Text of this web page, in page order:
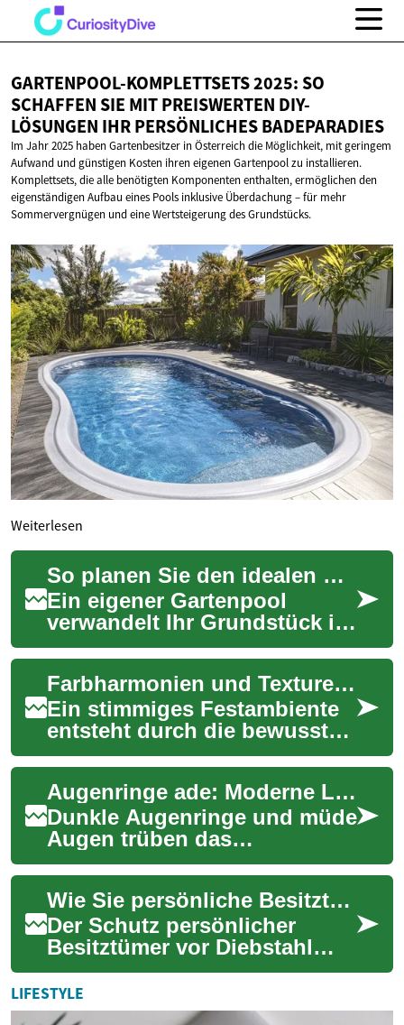
GARTENPOOL-KOMPLETTSETS 2025: SO
SCHAFFEN SIE MIT PREISWERTEN DIY-
LÖSUNGEN IHRPERSÖNLICHES BADEPARADIES
Im Jahr 2025 haben Gartenbesitzer in Österreich die Möglichkeit, mit geringem
Aufwand und günstigen Kosten ihren eigenen Gartenpool zu installieren.
Komplettsets, die alle benötigten Komponenten enthalten, ermöglichen den
eigenständigen Aufbau eines Pools inklusive Überdachung – für mehr
Sommervergnügen und eine Wertsteigerung des Grundstücks.
Weiterlesen
So planen Sie den idealen Gartenpool – Schritt für Schritt
Ein eigener Gartenpool
verwandelt Ihr Grundstück in
eine persönliche
Wohlfühloase und sorgt an
heißen Tagen für erfri...
Farbharmonien und Texturen: wie Sie ein stimmiges Festambiente schaffen
Ein stimmiges Festambiente
entsteht durch die bewusste
Abstimmung von Farben,
Materialien und Licht. Mit
klaren Farbh...
Augenringe ade: Moderne Lösungen für frische Blicke
Dunkle Augenringe und müde
Augen trüben das
Erscheinungsbild – doch es
gibt viele wirksame Methoden
dagegen. Von gezi...
Wie Sie persönliche Besitztümer wirksam vor unerwünschtem Zugriff sichern
Der Schutz persönlicher
Besitztümer vor Diebstahl
und unbefugtem Zugriff ist
ein grundlegendes Anliegen
für viele Men...
LIFESTYLE